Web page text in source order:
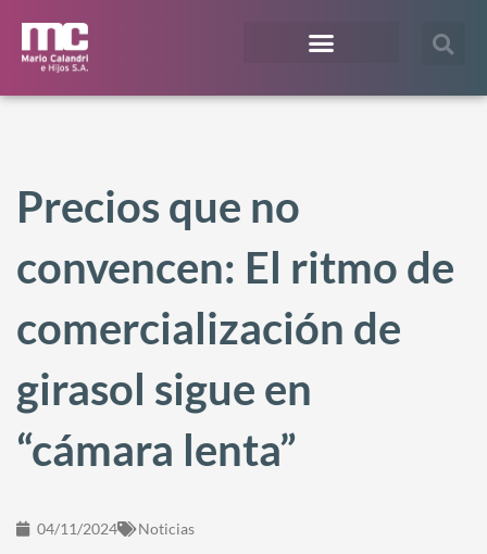
Precios que no
convencen: El ritmo de
comercialización de
girasol sigue en
“cámara lenta”
04/11/2024 Noticias